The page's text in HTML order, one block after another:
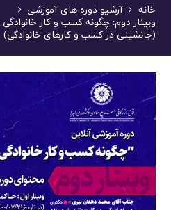
خانه آرشیو دوره های آموزشی
وبینار دوم: چگونه کسب و کار
(جانشینی در کسب و کارهای خانوادگی)